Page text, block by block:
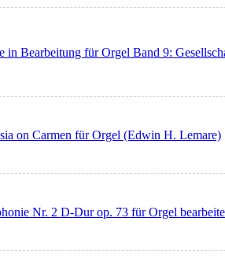
in Bearbeitung für Orgel Band 9:
on Carmen für Orgel (Edwin H. Lemare)
Nr. 2 D-Dur op. 73 für Orgel